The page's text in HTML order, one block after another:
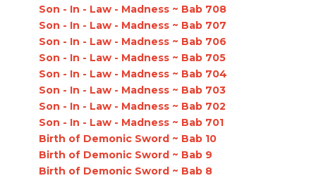
Son - In - Law - Madness ~ Bab 708
Son - In - Law - Madness ~ Bab 707
Son - In - Law - Madness ~ Bab 706
Son - In - Law - Madness ~ Bab 705
Son - In - Law - Madness ~ Bab 704
Son - In - Law - Madness ~ Bab 703
Son - In - Law - Madness ~ Bab 702
Son - In - Law - Madness ~ Bab 701
Birth of Demonic Sword ~ Bab 10
Birth of Demonic Sword ~ Bab 9
Birth of Demonic Sword ~ Bab 8